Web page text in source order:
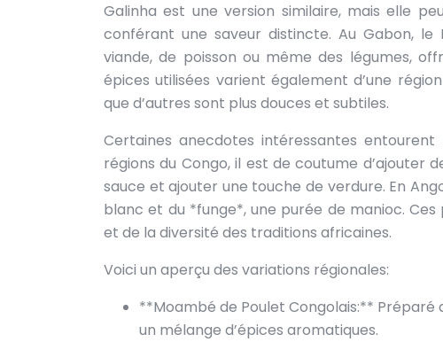
Galinha est une version similaire, mais elle
conférant une saveur distincte. Au Gabon,
viande, de poisson ou même des légumes,
épices utilisées varient également d’une
que d’autres sont plus douces et subtiles.
Certaines anecdotes intéressantes
régions du Congo, il est de coutume d’ajouter
sauce et ajouter une touche de verdure. En
blanc et du *funge*, une purée de manioc.
et de la diversité des traditions africaines.
Voici un aperçu des variations régionales:
**Moambé de Poulet Congolais:** Préparé
un mélange d’épices aromatiques.